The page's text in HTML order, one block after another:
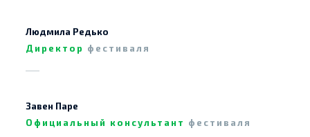
Людмила Редько
Директор фестиваля
Завен Паре
Официальный консультант фестиваля